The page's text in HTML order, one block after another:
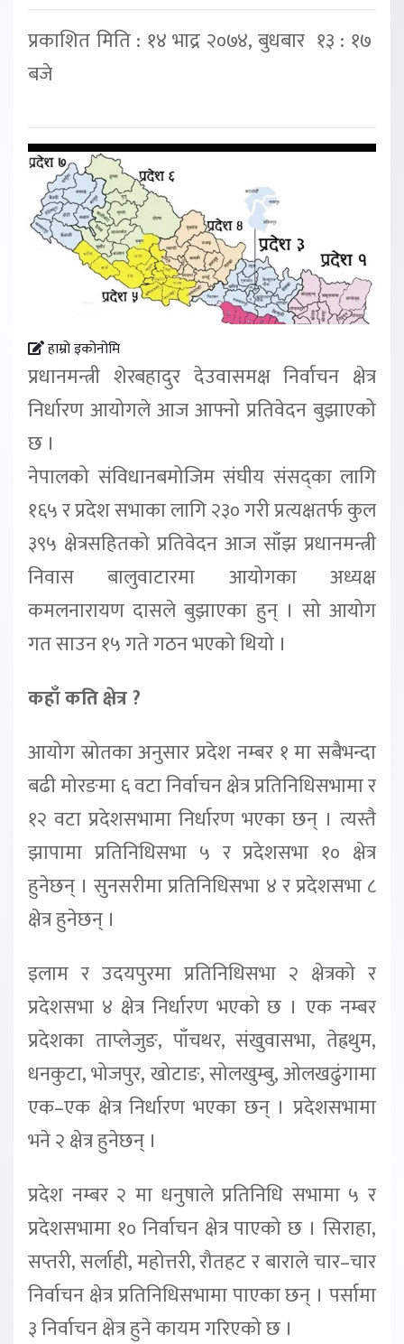
प्रकाशित मिति : १४ भाद्र २०७४, बुधबार १३ : १७
बजे
हाम्रो इकोनोमि
प्रधानमन्त्री शेरबहादुर देउवासमक्ष निर्वाचन क्षेत्र
निर्धारण आयोगले आज आफ्नो प्रतिवेदन बुझाएको
छ ।
नेपालको संविधानबमोजिम संघीय संसद्का लागि
१६५ र प्रदेश सभाका लागि २३० गरी प्रत्यक्षतर्फ कुल
३९५ क्षेत्रसहितको प्रतिवेदन आज साँझ प्रधानमन्त्री
निवास बालुवाटारमा आयोगका अध्यक्ष
कमलनारायण दासले बुझाएका हुन् । सो आयोग
गत साउन १५ गते गठन भएको थियो ।
कहाँ कति क्षेत्र ?
आयोग स्रोतका अनुसार प्रदेश नम्बर १ मा सबैभन्दा
बढी मोरङमा ६ वटा निर्वाचन क्षेत्र प्रतिनिधिसभामा र
१२ वटा प्रदेशसभामा निर्धारण भएका छन् । त्यस्तै
झापामा प्रतिनिधिसभा ५ र प्रदेशसभा १० क्षेत्र
हुनेछन् । सुनसरीमा प्रतिनिधिसभा ४ र प्रदेशसभा ८
क्षेत्र हुनेछन् ।
इलाम र उदयपुरमा प्रतिनिधिसभा २ क्षेत्रको र
प्रदेशसभा ४ क्षेत्र निर्धारण भएको छ । एक नम्बर
प्रदेशका ताप्लेजुङ, पाँचथर, संखुवासभा, तेह्रथुम,
धनकुटा, भोजपुर, खोटाङ, सोलखुम्बु, ओलखढुंगामा
एक–एक क्षेत्र निर्धारण भएका छन् । प्रदेशसभामा
भने २ क्षेत्र हुनेछन् ।
प्रदेश नम्बर २ मा धनुषाले प्रतिनिधि सभामा ५ र
प्रदेशसभामा १० निर्वाचन क्षेत्र पाएको छ । सिराहा,
सप्तरी, सर्लाही, महोत्तरी, रौतहट र बाराले चार–चार
निर्वाचन क्षेत्र प्रतिनिधिसभामा पाएका छन् । पर्सामा
३ निर्वाचन क्षेत्र हुने कायम गरिएको छ ।